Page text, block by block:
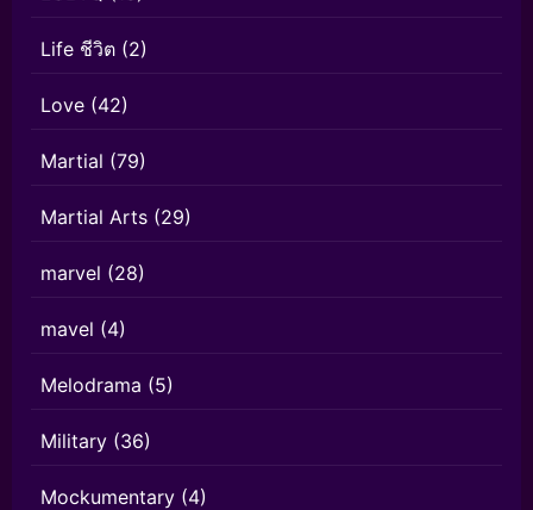
Life ชีวิต (2)
Love (42)
Martial (79)
Martial Arts (29)
marvel (28)
mavel (4)
Melodrama (5)
Military (36)
Mockumentary (4)